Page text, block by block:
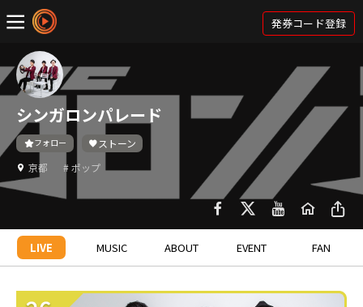
発券コード登録
シンガロンパレード
フォロー
ストーン
京都
# ポップ
LIVE MUSIC ABOUT EVENT FAN